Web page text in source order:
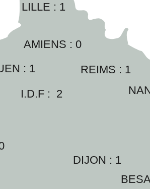
AMIENS : 0
LILLE : 1
I.D.F : 2
DIJON : 1
REIMS : 1
: 1